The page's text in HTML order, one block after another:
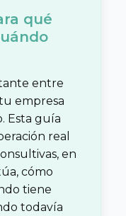
qué
entre
empresa
Esta guía
real
en
cómo
tiene
todavía